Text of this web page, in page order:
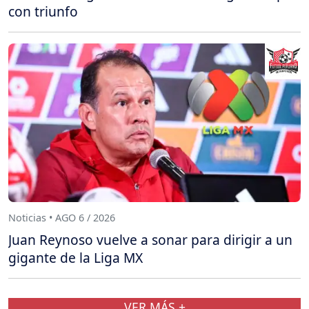
con triunfo
Noticias • AGO 6 / 2026
Juan Reynoso vuelve a sonar para dirigir a un
gigante de la Liga MX